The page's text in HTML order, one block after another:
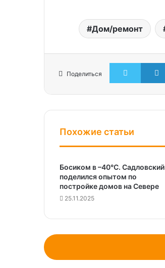
Дом/ремонт
Поделиться
Twitter
Похожие статьи
Босиком в –40°C. Садловский
поделился опытом по
постройке домов на Севере
25.11.2025